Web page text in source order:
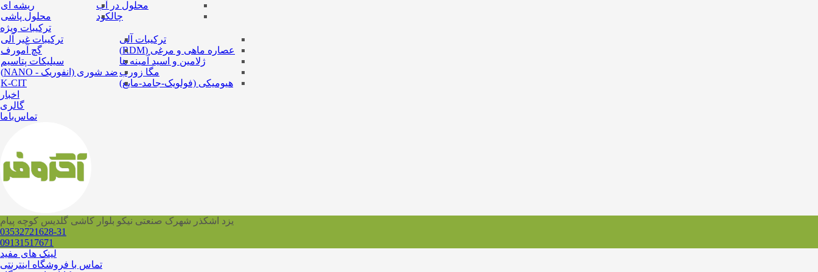
محلول در آب
چالکود
ریشه ای
محلول پاشی
ترکیبات ویژه
ترکیبات آلی
عصاره ماهی و مرغی (RDM)
ژلامین و اسید آمینه ها
مگا زورب
هیومیکی (فولویک-جامد-مایع)
ترکیبات غیر آلی
گچ آمورف
سیلیکات پتاسیم
ضد شوری (انفوریک - NANO)
K-CIT
اخبار
گالری
تماس‌باما
یزد اشکذر شهرک صنعتی نیکو بلوار کاشی گلدیس کوچه پیام
03532721628-31
09131517671
لینک های مفید
تماس با فروشگاه اینترنتی